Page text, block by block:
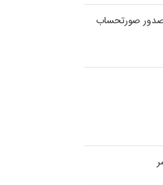
صورتحساب